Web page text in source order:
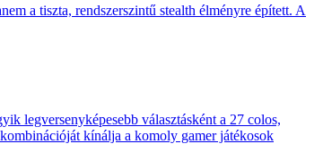
a tiszta, rendszerszintű stealth élményre épített. A
legversenyképesebb választásként a 27 colos,
kínálja a komoly gamer játékosok